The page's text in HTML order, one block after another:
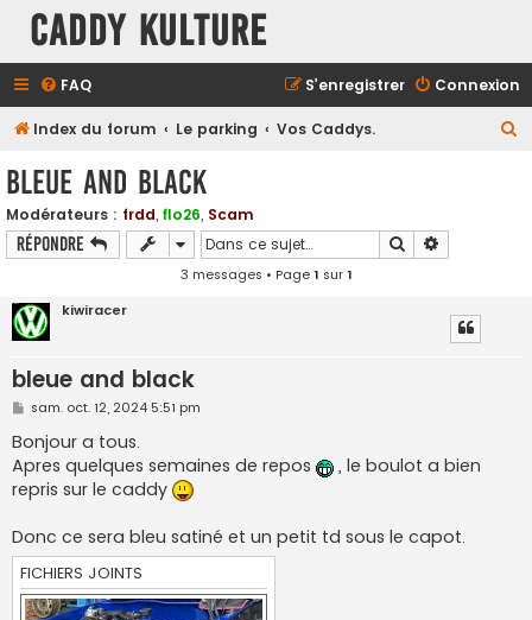
Caddy Kulture
FAQ Connexion
S’enregistrer
Index du forum Le parking Vos Caddys.
bleue and black
Modérateurs : frdd, flo26, Scam
Répondre Rechercher
3 messages • Page1 sur1
kiwiracer
bleue and black
M
s
s
a
g
e
sam. oct. 12, 2024 5:51 pm
Bonjour a tous.
Apres quelques semaines de repos
, le boulot a bien
repris sur le caddy
Donc ce sera bleu satiné et un petit td sous le capot.
FICHIERS JOINTS